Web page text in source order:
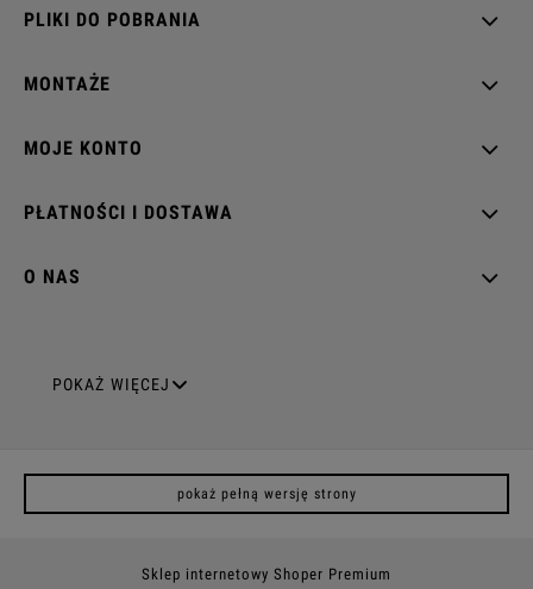
PLIKI DO POBRANIA
MONTAŻE
MOJE KONTO
PŁATNOŚCI I DOSTAWA
O NAS
GNIAZDA ELEKTRYCZNE
Gniazda podwójne z uziemieniem
POKAŻ WIĘCEJ
pokaż pełną wersję strony
Sklep internetowy Shoper Premium